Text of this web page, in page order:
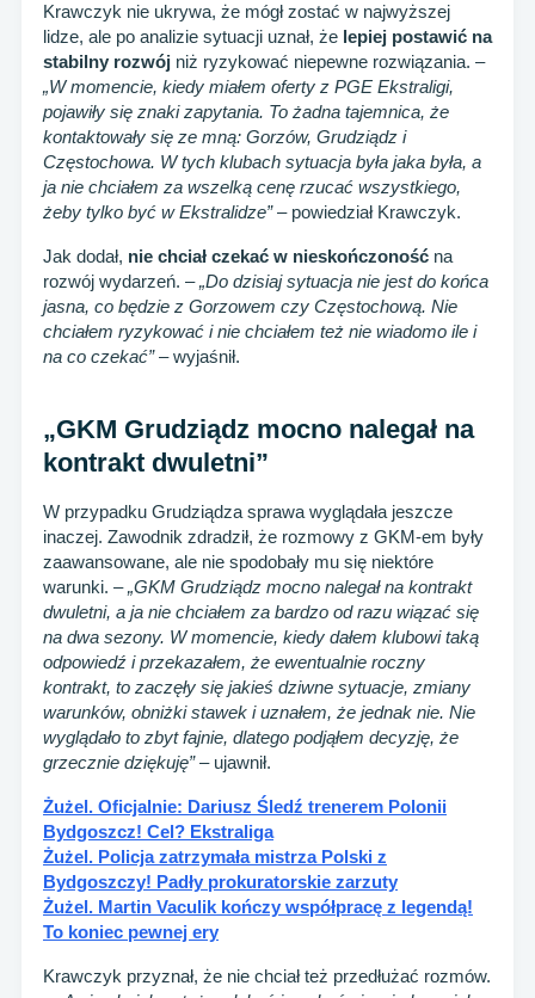
Krawczyk nie ukrywa, że mógł zostać w najwyższej
lidze, ale po analizie sytuacji uznał, że lepiej postawić na
stabilny rozwój niż ryzykować niepewne rozwiązania. –
„W momencie, kiedy miałem oferty z PGE Ekstraligi,
pojawiły się znaki zapytania. To żadna tajemnica, że
kontaktowały się ze mną: Gorzów, Grudziądz i
Częstochowa. W tych klubach sytuacja była jaka była, a
ja nie chciałem za wszelką cenę rzucać wszystkiego,
żeby tylko być w Ekstralidze”– powiedział Krawczyk.
Jak dodał, nie chciał czekać w nieskończoność na
rozwój wydarzeń. –„Do dzisiaj sytuacja nie jest do końca
jasna, co będzie z Gorzowem czy Częstochową. Nie
chciałem ryzykować i nie chciałem też nie wiadomo ile i
na co czekać”– wyjaśnił.
„GKM Grudziądz mocno nalegał na
kontrakt dwuletni”
W przypadku Grudziądza sprawa wyglądała jeszcze
inaczej. Zawodnik zdradził, że rozmowy z GKM-em były
zaawansowane, ale nie spodobały mu się niektóre
warunki. –„GKM Grudziądz mocno nalegał na kontrakt
dwuletni, a ja nie chciałem za bardzo od razu wiązać się
na dwa sezony. W momencie, kiedy dałem klubowi taką
odpowiedź i przekazałem, że ewentualnie roczny
kontrakt, to zaczęły się jakieś dziwne sytuacje, zmiany
warunków, obniżki stawek i uznałem, że jednak nie. Nie
wyglądało to zbyt fajnie, dlatego podjąłem decyzję, że
grzecznie dziękuję”– ujawnił.
Żużel. Oficjalnie: Dariusz Śledź trenerem Polonii
Bydgoszcz! Cel? Ekstraliga
Żużel. Policja zatrzymała mistrza Polski z
Bydgoszczy! Padły prokuratorskie zarzuty
Żużel. Martin Vaculik kończy współpracę z legendą!
To koniec pewnej ery
Krawczyk przyznał, że nie chciał też przedłużać rozmów.